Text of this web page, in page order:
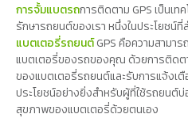
การจั้มแบตรถการติดตาม GPS เป็นเท
รักษารถยนต์ของเรา หนึ่งในประโยช
แบตเตอรี่รถยนต์GPS คือความสามาร
แบตเตอรี่ของรถของคุณ ด้วยการติด
ของแบตเตอรี่รถยนต์และรับการแจ้งเ
ประโยชน์อย่างยิ่งสำหรับผู้ที่ใช้รถยนต์บ่
สุขภาพของแบตเตอรี่ด้วยตนเอง